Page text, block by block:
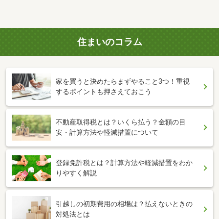
住まいのコラム
家を買うと決めたらまずやること3つ！重視
するポイントも押さえておこう
不動産取得税とは？いくら払う？金額の目
安・計算方法や軽減措置について
登録免許税とは？計算方法や軽減措置をわか
りやすく解説
引越しの初期費用の相場は？払えないときの
対処法とは